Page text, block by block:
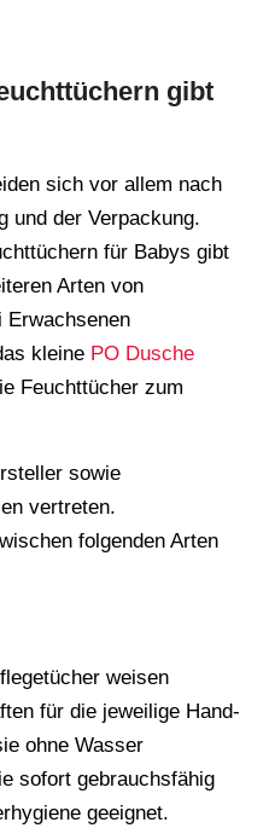
gibt
sich vor allem nach
und der Verpackung.
für Babys gibt
Arten von
Erwachsenen
kleine PO Dusche
Feuchttücher zum
sowie
vertreten.
folgenden Arten
weisen
für die jeweilige Hand-
ohne Wasser
sofort gebrauchsfähig
geeignet.